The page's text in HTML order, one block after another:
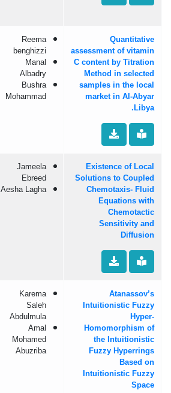
Quantitative
assessment of vitamin
C content by Titration
Method in selected
samples in the local
market in Al-Abyar
Libya.
Reema
benghizzi
Manal
Albadry
Bushra
Mohammad
Existence of Local
Solutions to Coupled
Chemotaxis- Fluid
Equations with
Chemotactic
Sensitivity and
Diffusion
Jameela
Ebreed
Aesha Lagha
Atanassov’s
Intuitionistic Fuzzy
Hyper-
Homomorphism of
the Intuitionistic
Fuzzy Hyperrings
Based on
Intuitionistic Fuzzy
Space
Karema
Saleh
Abdulmula
Amal
Mohamed
Abuzriba